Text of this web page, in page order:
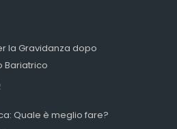
la Gravidanza dopo
Bariatrico
Quale è meglio fare?